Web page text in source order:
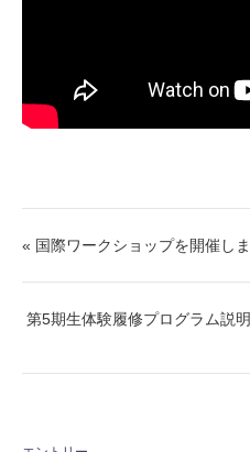
« 国際ワークショップを開催し
第5期生体験履修プログラム説